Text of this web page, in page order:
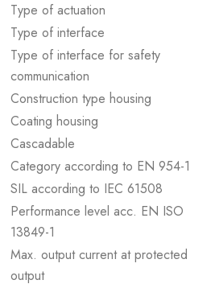
Type of actuation
Type of interface
Type of interface for safety
communication
Construction type housing
Coating housing
Cascadable
Category according to EN 954-1
SIL according to IEC 61508
Performance level acc. EN ISO
13849-1
Max. output current at protected
output